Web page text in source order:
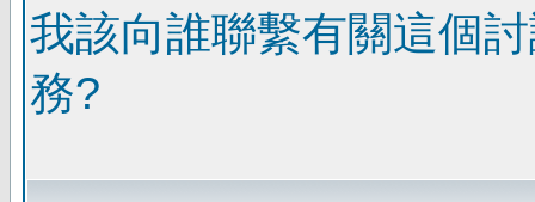
我該向誰聯繫有關這個
務?